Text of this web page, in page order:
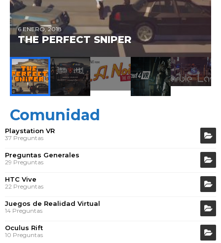
6 ENERO, 2018
THE PERFECT SNIPER
Comunidad
Playstation VR
37 Preguntas
Preguntas Generales
29 Preguntas
HTC Vive
22 Preguntas
Juegos de Realidad Virtual
14 Preguntas
Oculus Rift
10 Preguntas